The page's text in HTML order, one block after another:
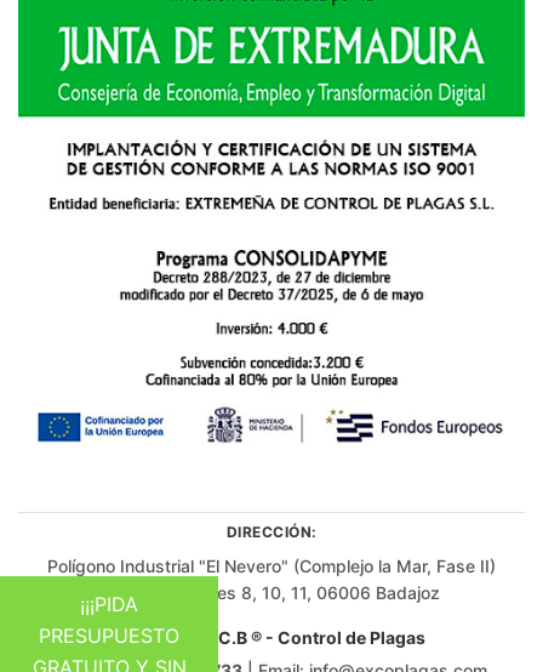
DIRECCIÓN:
Polígono Industrial "El Nevero" (Complejo la Mar, Fase II)
Edificio B, Naves 8, 10, 11, 06006 Badajoz
Excoplagas C.B ® - Control de Plagas
¡¡¡PIDA
PRESUPUESTO
GRATUITO Y SIN